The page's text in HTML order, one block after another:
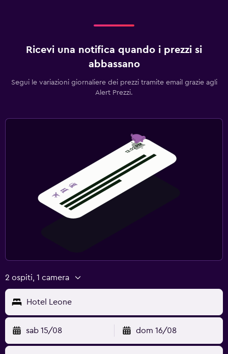
Ricevi una notifica quando i prezzi si
abbassano
Segui le variazioni giornaliere dei prezzi tramite email grazie agli
Alert Prezzi.
2 ospiti, 1 camera
Hotel Leone
sab 15/08 dom 16/08